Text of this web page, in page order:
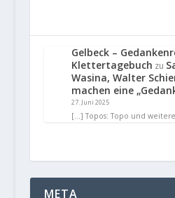
Gelbeck –
Klettertagebuch zu
Wasina, Walter
machen eine
27. Juni 2025
[…] Topos: Topo und
META